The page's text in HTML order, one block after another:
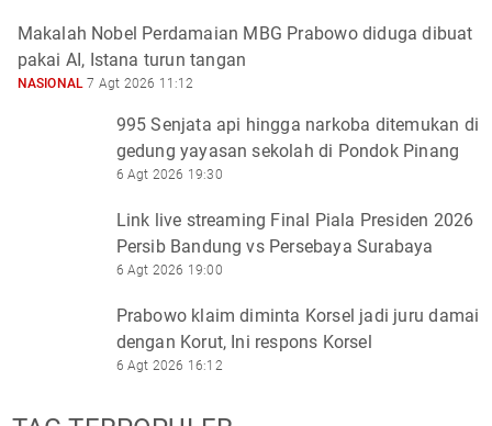
Makalah Nobel Perdamaian MBG Prabowo diduga dibuat
pakai AI, Istana turun tangan
NASIONAL 7 Agt 2026 11:12
995 Senjata api hingga narkoba ditemukan di
gedung yayasan sekolah di Pondok Pinang
6 Agt 2026 19:30
Link live streaming Final Piala Presiden 2026
Persib Bandung vs Persebaya Surabaya
6 Agt 2026 19:00
Prabowo klaim diminta Korsel jadi juru damai
dengan Korut, Ini respons Korsel
6 Agt 2026 16:12